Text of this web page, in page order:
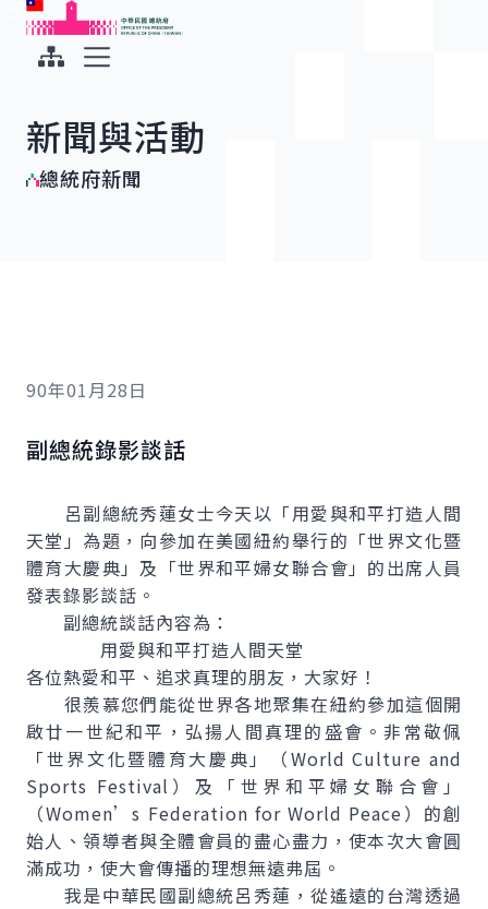
跳到主要內容
中華民國總統府
新聞與活動
總統府新聞
90年01月28日
副總統錄影談話
呂副總統秀蓮女士今天以「用愛與和平打造人間
天堂」為題，向參加在美國紐約舉行的「世界文化暨
體育大慶典」及「世界和平婦女聯合會」的出席人員
發表錄影談話。
副總統談話內容為：
用愛與和平打造人間天堂
各位熱愛和平、追求真理的朋友，大家好！
很羨慕您們能從世界各地聚集在紐約參加這個開
啟廿一世紀和平，弘揚人間真理的盛會。非常敬佩
「世界文化暨體育大慶典」（World Culture and
Sports Festival）及「世界和平婦女聯合會」
（Women’s Federation for World Peace）的創
始人、領導者與全體會員的盡心盡力，使本次大會圓
滿成功，使大會傳播的理想無遠弗屆。
我是中華民國副總統呂秀蓮，從遙遠的台灣透過